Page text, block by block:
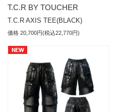
T.C.R BY TOUCHER
T.C.R AXIS TEE(BLACK)
価格 20,700円(税込22,770円)